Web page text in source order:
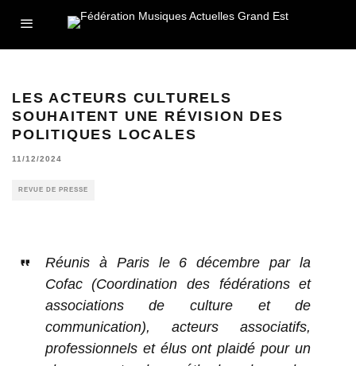
LES ACTEURS CULTURELS
SOUHAITENT UNE RÉVISION DES
POLITIQUES LOCALES
11/12/2024
REVUE DE PRESSE
Réunis à Paris le 6 décembre par la
Cofac (Coordination des fédérations et
associations de culture et de
communication), acteurs associatifs,
professionnels et élus ont plaidé pour un